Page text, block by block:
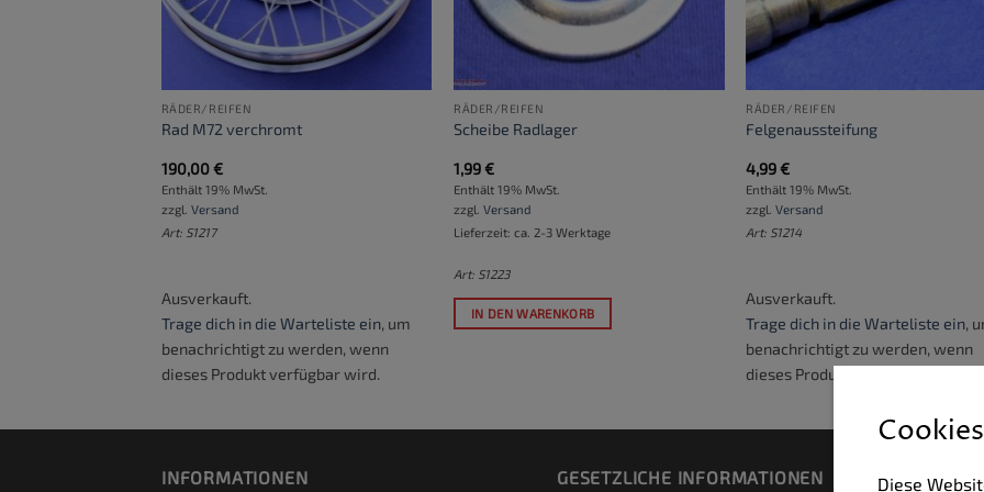
RÄDER/REIFEN
Rad M72 verchromt
190,00€
Enthält 19% MwSt.
zzgl. Versand
Art: S1217
Ausverkauft.
Trage dich in die Warteliste ein, um
benachrichtigt zu werden, wenn
dieses Produkt verfügbar wird.
RÄDER/REIFEN
Scheibe Radlager
1,99€
Enthält 19% MwSt.
zzgl.Versand
Lieferzeit: ca. 2-3 Werktage
Art: S1223
IN DEN WARENKORB
RÄDER/REIFEN
Felgenaussteifung
4,99€
Enthält 19% MwSt.
zzgl.Versand
Art: S1214
Ausverkauft.
Trage dich in die Warteliste ein,
benachrichtigt zu werden, wenn
dieses Produkt verfügbar wird.
INFORMATIONEN GESETZLICHE INFORMATIONEN Diese